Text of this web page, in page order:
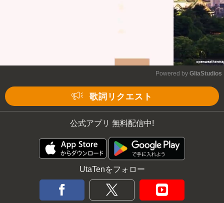
Powered by GliaStudios
歌詞リクエスト
公式アプリ 無料配信中!
UtaTenをフォロー